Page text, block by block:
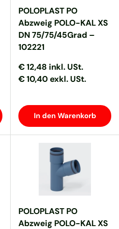
POLOPLAST PO
Abzweig POLO-KAL XS
DN 75/75/45Grad –
102221
Normaler Preis
Normaler Preis
€ 12,48 inkl. USt.
€ 10,40 exkl. USt.
In den Warenkorb
POLOPLAST PO
Abzweig POLO-KAL XS